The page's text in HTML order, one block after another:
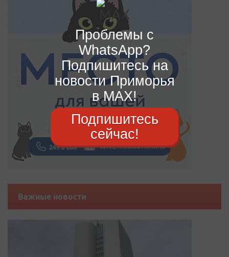
Важные новости
Проблемы с
WhatsApp?
Подпишитесь на
новости Приморья
в MAX!
Подпишитесь
сейчас!